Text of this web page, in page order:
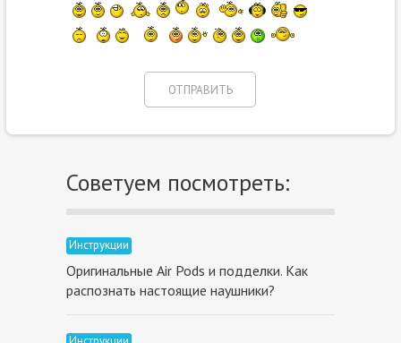
Советуем посмотреть:
Инструкции
Оригинальные Air Pods и подделки. Как
распознать настоящие наушники?